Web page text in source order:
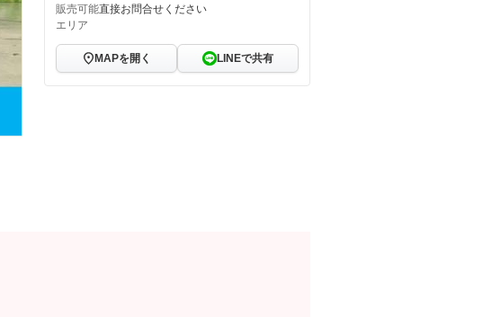
販売可能
エリア
直接お問合せください
MAPを開く LINEで共有